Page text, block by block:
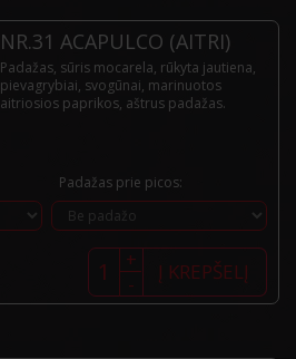
NR.31 ACAPULCO (AITRI)
Padažas, sūris mocarela, rūkyta jautiena,
pievagrybiai, svogūnai, marinuotos
aitriosios paprikos, aštrus padažas.
Padažas prie picos:
produkto
kiekis:
Nr.31
Acapulco
-
+ Į KREPŠELĮ